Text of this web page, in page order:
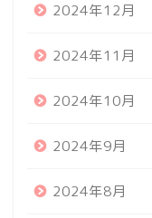
2024年12月
2024年11月
2024年10月
2024年9月
2024年8月